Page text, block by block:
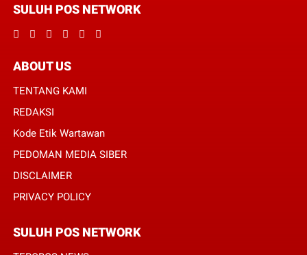
SULUH POS NETWORK
ABOUT US
TENTANG KAMI
REDAKSI
Kode Etik Wartawan
PEDOMAN MEDIA SIBER
DISCLAIMER
PRIVACY POLICY
SULUH POS NETWORK